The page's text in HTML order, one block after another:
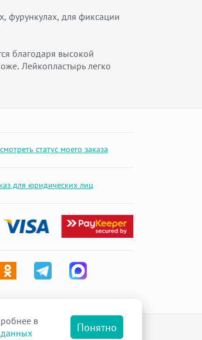
фурункулах, для фиксации
благодаря высокой
Лейкопластырь легко
статус моего заказа
для юридических лиц
в
Понятно